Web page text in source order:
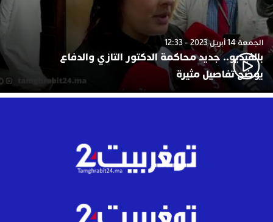
الجمعة 14 أبريل 2023 - 12:33
بالفيديو.. جديد محاكمة الدكتور التازي والدفاع
يوضح تفاصيل مثيرة